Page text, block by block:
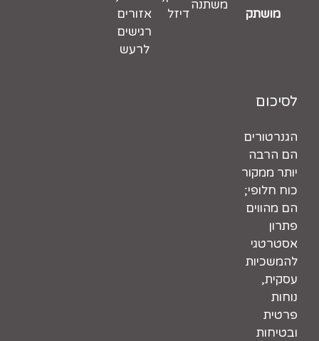
מושתק
משתנה
דיזל
אזורים
רגישים
לרעש
לסיכום
הגנרטורים
הם הרבה
יותר ממקור
כוח חלופי;
הם מהווים
פתרון
אסטרטגי
להמשכיות
עסקית,
נוחות
פרטית
ובטיחות